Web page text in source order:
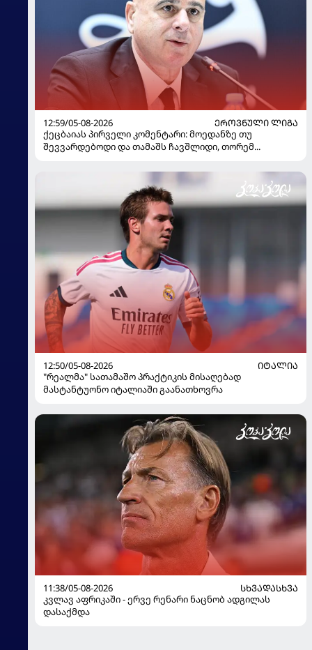
12:59/05-08-2026
ᲔᲠᲝᲕᲜᲣᲚᲘ ᲚᲘᲒᲐ
ქეცბაიას პირველი კომენტარი: მოედანზე თუ
შევვარდებოდი და თამაშს ჩავშლიდი, თორემ...
12:50/05-08-2026
ᲘᲢᲐᲚᲘᲐ
"რეალმა" სათამაშო პრაქტიკის მისაღებად
მასტანტუონო იტალიაში გაანათხოვრა
11:38/05-08-2026
ᲡᲮᲕᲐᲓᲐᲡᲮᲕᲐ
კვლავ აფრიკაში - ერვე რენარი ნაცნობ ადგილას
დასაქმდა